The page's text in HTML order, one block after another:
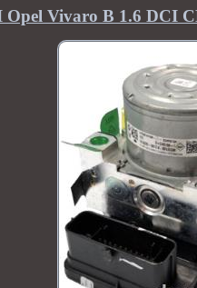
Vivaro B 1.6 DCI